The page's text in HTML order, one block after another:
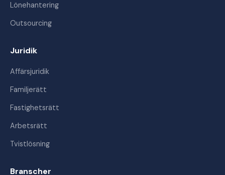
Lönehantering
Outsourcing
Juridik
Affärsjuridik
Familjerätt
Fastighetsrätt
Arbetsrätt
Tvistlösning
Branscher